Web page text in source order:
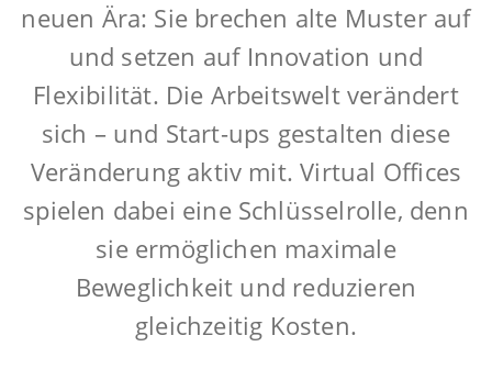
neuen Ära: Sie brechen alte Muster auf
und setzen auf Innovation und
Flexibilität. Die Arbeitswelt verändert
sich – und Start-ups gestalten diese
Veränderung aktiv mit. Virtual Offices
spielen dabei eine Schlüsselrolle, denn
sie ermöglichen maximale
Beweglichkeit und reduzieren
gleichzeitig Kosten.